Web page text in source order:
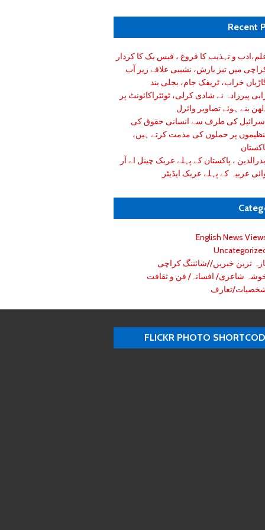
Recent
و تہذیب کا فروغ ، فیس بک کا کردار
میں تیز بارش، نشیبی علاقے زیر آب
خراب، ٹریفک جام، بجلی بند
پیرزادہ نے شادی کرلی، ٹوئٹراکائونٹ پر
بنے ہوئے تصاویر وائرل
کی طرف سے انسانی حقوق کی
پر حملوں کی مذمت کرتے ہیں،
، پاکستان کے پہلے عربک چینل اے آر
عربیہ کے پہلے عربک ایڈیٹر
English News
ترین خبریں//شائننگ کراچی
شاعری/ افسانہ/ فن و ثقافت
تعارف
FLICKR PHOTO